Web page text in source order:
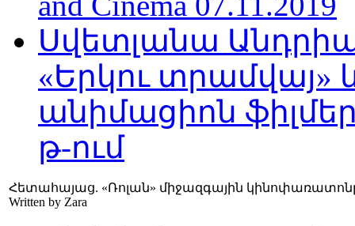
Սվետլանա
«Երկու տրամվայ»
անիմացիոն
թ-ում
Հետահայաց. «Ռոլան» միջազգային
Written by Zara